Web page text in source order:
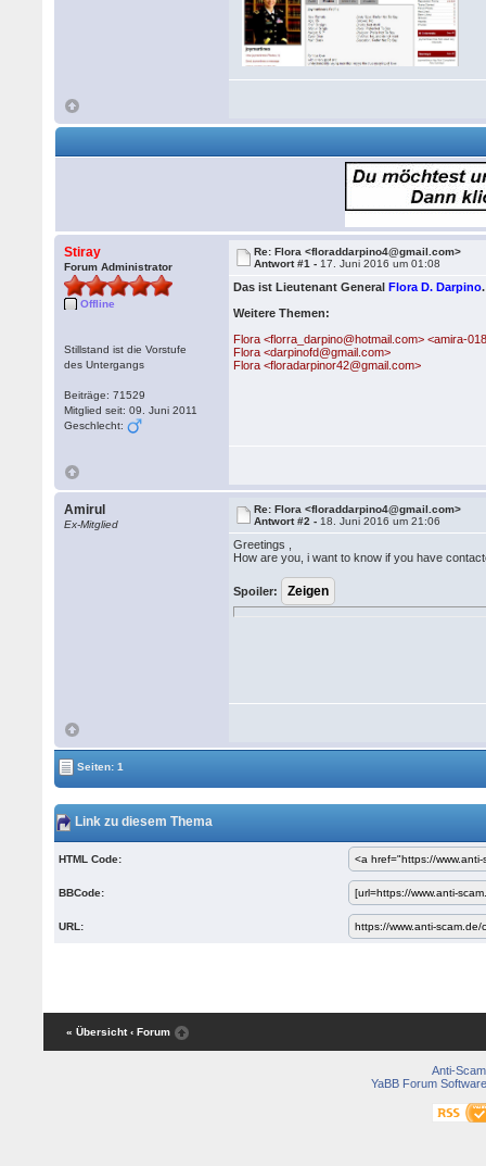
Stiray
Forum Administrator
Offline
Stillstand ist die Vorstufe
des Untergangs
Beiträge: 71529
Mitglied seit: 09. Juni 2011
Geschlecht:
Re: Flora <floraddarpino4@gmail.com>
Antwort #1 - 17. Juni 2016 um 01:08
Das ist Lieutenant GeneralFlora D. Darpino.
Weitere Themen:
Flora <florra_darpino@hotmail.com> <amira-
Flora <darpinofd@gmail.com>
Flora <floradarpinor42@gmail.com>
Amirul
Ex-Mitglied
Re: Flora <floraddarpino4@gmail.com>
Antwort #2 - 18. Juni 2016 um 21:06
Greetings ,
How are you, i want to know if you have
Spoiler:
Seiten: 1
Link zu diesem Thema
HTML Code:
BBCode:
URL:
« Übersicht ‹ Forum
Anti-Scam
YaBB Forum Software